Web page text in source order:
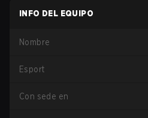
INFO DEL EQUIPO
Nombre
Esport
Con sede en